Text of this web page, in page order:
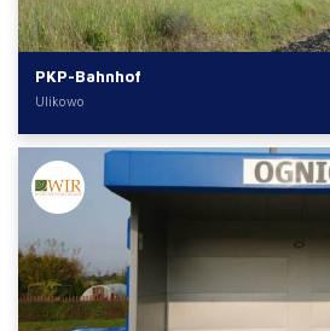
PKP-Bahnhof
Ulikowo